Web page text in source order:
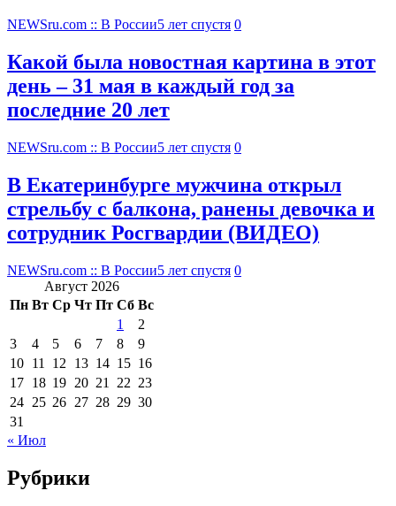
NEWSru.com :: В России5 лет спустя 0
Какой была новостная картина в этот
день – 31 мая в каждый год за
последние 20 лет
NEWSru.com :: В России5 лет спустя 0
В Екатеринбурге мужчина открыл
стрельбу с балкона, ранены девочка и
сотрудник Росгвардии (ВИДЕО)
NEWSru.com :: В России5 лет спустя 0
Август 2026
Пн Вт Ср Чт Пт Сб Вс
1
2
3
4 5 6 7 8
9
10 11 12 13 14 15 16
17 18 19 20 21 22 23
24 25 26 27 28 29 30
31
« Июл
Рубрики